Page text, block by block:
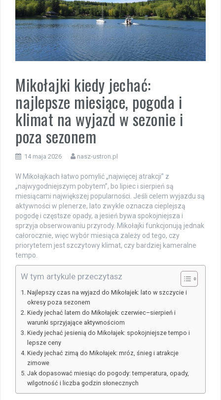
Mikołajki kiedy jechać:
najlepsze miesiące, pogoda i
klimat na wyjazd w sezonie i
poza sezonem
14 maja 2026 nasz-ustron.pl
W Mikołajkach łatwo pomylić „najwięcej atrakcji” z
„najwygodniejszym pobytem”, bo lipiec i sierpień są
miesiącami największej popularności. Jeśli celem wyjazdu są
aktywności w plenerze, lato zwykle oznacza cieplejszą
pogodę i częstsze opady, a jesień bywa spokojniejsza i
sprzyja obserwowaniu przyrody. Mikołajki funkcjonują jednak
całorocznie, więc wybór miesiąca zależy od tego, czy
priorytetem jest szczytowy klimat, czy bardziej kameralne
tempo.
W tym artykule przeczytasz
Najlepszy czas na wyjazd do Mikołajek: lato w szczycie i
okresy poza sezonem
Kiedy jechać latem do Mikołajek: czerwiec–sierpień i
warunki sprzyjające aktywnościom
Kiedy jechać jesienią do Mikołajek: spokojniejsze tempo i
lepsze ceny
Kiedy jechać zimą do Mikołajek: mróz, śnieg i atrakcje
zimowe
Jak dopasować miesiąc do pogody: temperatura, opady,
wilgotność i liczba godzin słonecznych